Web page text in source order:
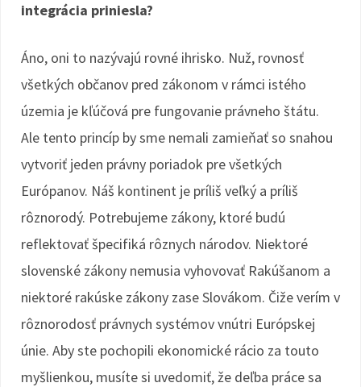
integrácia priniesla?
Áno, oni to nazývajú rovné ihrisko. Nuž, rovnosť
všetkých občanov pred zákonom v rámci istého
územia je kľúčová pre fungovanie právneho štátu.
Ale tento princíp by sme nemali zamieňať so snahou
vytvoriť jeden právny poriadok pre všetkých
Európanov. Náš kontinent je príliš veľký a príliš
rôznorodý. Potrebujeme zákony, ktoré budú
reflektovať špecifiká rôznych národov. Niektoré
slovenské zákony nemusia vyhovovať Rakúšanom a
niektoré rakúske zákony zase Slovákom. Čiže verím v
rôznorodosť právnych systémov vnútri Európskej
únie. Aby ste pochopili ekonomické rácio za touto
myšlienkou, musíte si uvedomiť, že deľba práce sa